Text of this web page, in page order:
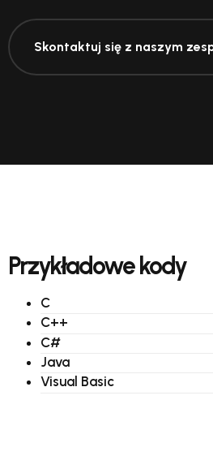
Skontaktuj się z naszym
Przykładowe kody
C
C++
C#
Java
Visual Basic